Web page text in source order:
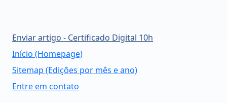
Enviar artigo - Certificado Digital 10h
Início (Homepage)
Sitemap (Edições por mês e ano)
Entre em contato